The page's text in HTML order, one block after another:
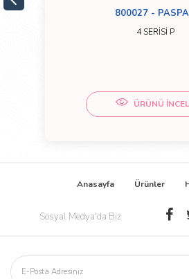
800027 -
4 SERİSİ P
ÜRÜNÜ
Anasayfa Ürünler
Sosyal Medya'da Biz